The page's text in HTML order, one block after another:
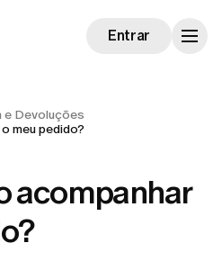
Entrar
e Devoluções
meu pedido?
acompanhar